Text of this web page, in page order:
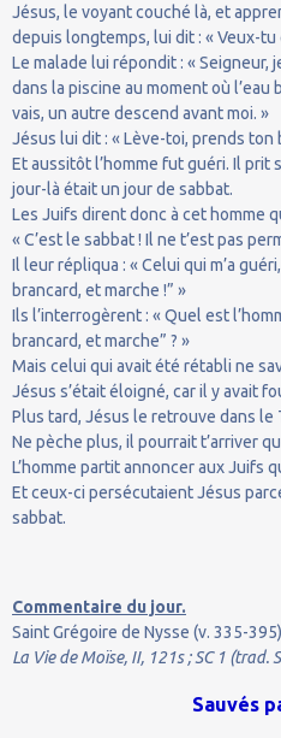
Jésus, le voyant couché là, et
depuis longtemps, lui dit : « Veux-tu
Le malade lui répondit : « Seigneur,
dans la piscine au moment où l’eau
vais, un autre descend avant moi. »
Jésus lui dit : « Lève-toi, prends ton
Et aussitôt l’homme fut guéri. Il prit
jour-là était un jour de sabbat.
Les Juifs dirent donc à cet homme
« C’est le sabbat ! Il ne t’est pas
Il leur répliqua : « Celui qui m’a
brancard, et marche !” »
Ils l’interrogèrent : « Quel est
brancard, et marche” ? »
Mais celui qui avait été rétabli ne
Jésus s’était éloigné, car il y avait
Plus tard, Jésus le retrouve dans le
Ne pèche plus, il pourrait t’arriver
L’homme partit annoncer aux Juifs
Et ceux-ci persécutaient Jésus
sabbat.
Commentaire du jour.
Saint Grégoire de Nysse (v. 335-
La Vie de Moïse, II, 121s ; SC 1 (trad.
Sauvés